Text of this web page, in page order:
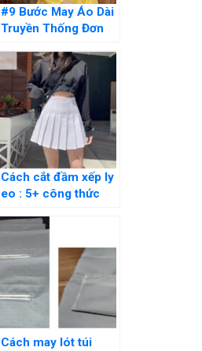
#9 Bước May Áo Dài
Truyền Thống Đơn
Nhà
Cách cắt đầm xếp ly
eo : 5+ công thức
Cách may lót túi